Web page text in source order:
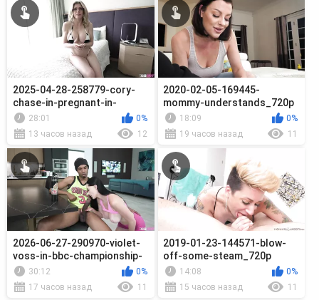
2025-04-28-258779-cory-
chase-in-pregnant-in-
paradise_720p
28:01
0%
13 часов назад
12
2020-02-05-169445-
mommy-understands_720p
18:09
0%
19 часов назад
11
2026-06-27-290970-violet-
voss-in-bbc-championship-
off-seas_720p
30:12
0%
17 часов назад
11
2019-01-23-144571-blow-
off-some-steam_720p
14:08
0%
15 часов назад
11